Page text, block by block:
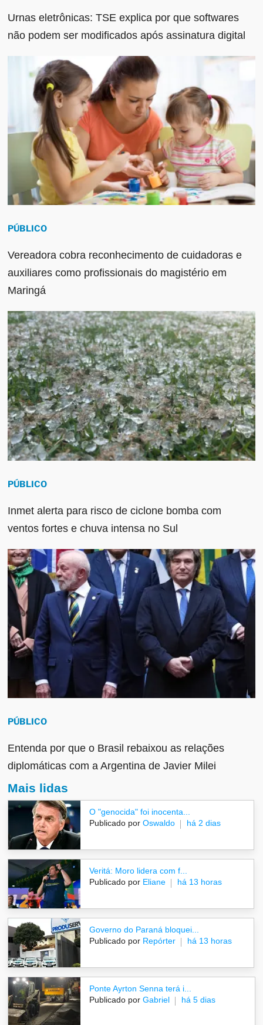
Urnas eletrônicas: TSE explica por que softwares
não podem ser modificados após assinatura digital
PÚBLICO
Vereadora cobra reconhecimento de cuidadoras e
auxiliares como profissionais do magistério em
Maringá
PÚBLICO
Inmet alerta para risco de ciclone bomba com
ventos fortes e chuva intensa no Sul
PÚBLICO
Entenda por que o Brasil rebaixou as relações
diplomáticas com a Argentina de Javier Milei
Mais lidas
O "genocida" foi inocenta...
Publicado por Oswaldo há 2 dias
Veritá: Moro lidera com f...
Publicado por Eliane há 13 horas
Governo do Paraná bloquei...
Publicado por Repórter há 13 horas
Ponte Ayrton Senna terá i...
Publicado por Gabriel há 5 dias